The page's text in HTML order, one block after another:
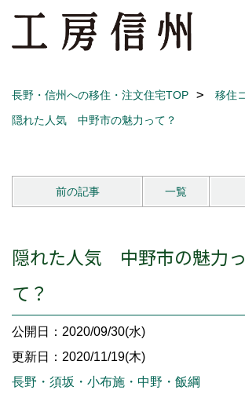
長野・信州への移住・注文住宅TOP
移住
隠れた人気 中野市の魅力って？
前の記事 一覧
隠れた人気 中野市の魅力っ
て？
公開日：2020/09/30(水)
更新日：2020/11/19(木)
長野・須坂・小布施・中野・飯綱